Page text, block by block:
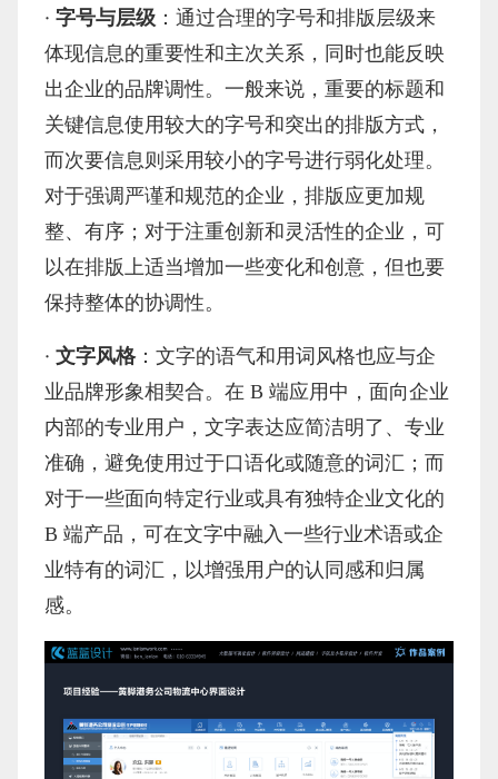
· 字号与层级 ：通过合理的字号和排版层级来
体现信息的重要性和主次关系，同时也能反映
出企业的品牌调性。一般来说，重要的标题和
关键信息使用较大的字号和突出的排版方式，
而次要信息则采用较小的字号进行弱化处理。
对于强调严谨和规范的企业，排版应更加规
整、有序；对于注重创新和灵活性的企业，可
以在排版上适当增加一些变化和创意，但也要
保持整体的协调性。
· 文字风格：文字的语气和用词风格也应与企
业品牌形象相契合。在 B 端应用中，面向企业
内部的专业用户，文字表达应简洁明了、专业
准确，避免使用过于口语化或随意的词汇；而
对于一些面向特定行业或具有独特企业文化的
B 端产品，可在文字中融入一些行业术语或企
业特有的词汇，以增强用户的认同感和归属
感。